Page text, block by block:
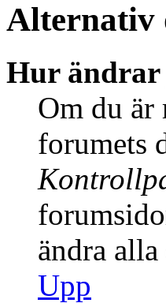
Alternativ
Hur ändrar
Om du är
forumets
ändra
Upp